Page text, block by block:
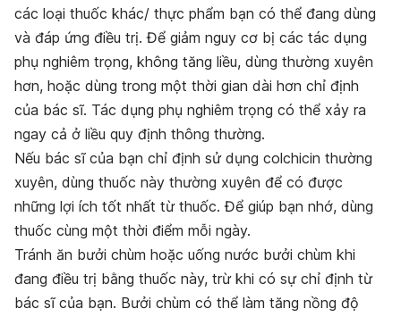
các loại thuốc khác/ thực phẩm bạn có thể đang dùng
và đáp ứng điều trị. Để giảm nguy cơ bị các tác dụng
phụ nghiêm trọng, không tăng liều, dùng thường xuyên
hơn, hoặc dùng trong một thời gian dài hơn chỉ định
của bác sĩ. Tác dụng phụ nghiêm trọng có thể xảy ra
ngay cả ở liều quy định thông thường.
Nếu bác sĩ của bạn chỉ định sử dụng colchicin thường
xuyên, dùng thuốc này thường xuyên để có được
những lợi ích tốt nhất từ thuốc. Để giúp bạn nhớ, dùng
thuốc cùng một thời điểm mỗi ngày.
Tránh ăn bưởi chùm hoặc uống nước bưởi chùm khi
đang điều trị bằng thuốc này, trừ khi có sự chỉ định từ
bác sĩ của bạn. Bưởi chùm có thể làm tăng nồng độ